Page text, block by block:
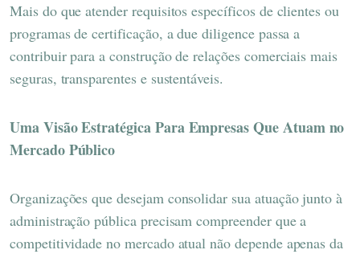
Mais do que atender requisitos específicos de clientes ou
programas de certificação, a due diligence passa a
contribuir para a construção de relações comerciais mais
seguras, transparentes e sustentáveis.
Uma Visão Estratégica Para Empresas Que Atuam no
Mercado Público
Organizações que desejam consolidar sua atuação junto à
administração pública precisam compreender que a
competitividade no mercado atual não depende apenas da